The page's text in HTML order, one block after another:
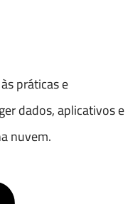
práticas e
dados, aplicativos e
nuvem.